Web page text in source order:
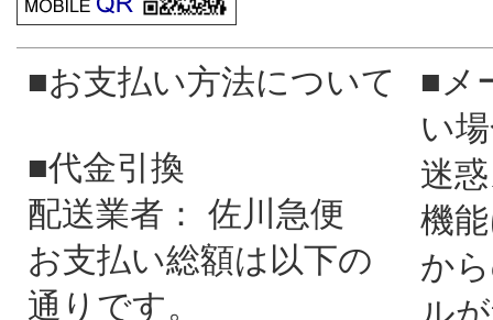
■お支払い方法について
■代金引換
配送業者： 佐川急便
お支払い総額は以下の
通りです。
■メ
い
迷
機
か